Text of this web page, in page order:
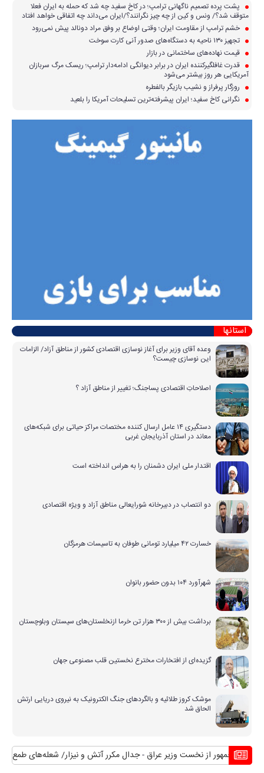
پشت پرده تصمیم ناگهانی ترامپ؛ در کاخ سفید چه شد که حمله به ایران فعلا
متوقف شد؟/ ونس و کین از چه چیز نگرانند؟/ایران می‌داند چه اتفاقی خواهد افتاد
خشم ترامپ از مقاومت ایران؛ وقتی اوضاع بر وفق مراد دونالد پیش نمی‌رود
تجهیز ۱۳۰ ناحیه به دستگاه‌های صدور آنی کارت سوخت
قیمت نهاده‌های ساختمانی در بازار
قدرت غافلگیرکننده ایران در برابر دیوانگی ادامه‌دار ترامپ؛ ریسک مرگ سربازان
آمریکایی هر روز بیشتر می‌شود
روزگار پرفراز و نشیب بازیگر بالفطره
نگرانی کاخ سفید؛ ایران پیشرفته‌ترین تسلیحات آمریکا را بلعید
استانها
وعده آقای وزیر برای آغاز نوسازی اقتصادی کشور از مناطق آزاد/ الزامات
این نوسازی چیست؟
اصلاحاتِ اقتصادی پساجنگ؛ تغییر از مناطق آزاد ؟
دستگیری ۱۴ عامل ارسال کننده مختصات مراکز حیاتی برای شبکه‌های
معاند در استان آذربایجان غربی
اقتدار ملی ایران دشمنان را به هراس انداخته است
دو انتصاب در دبیرخانه شورایعالی مناطق آزاد و ویژه اقتصادی
خسارت ۴۲ میلیارد تومانی طوفان به تاسیسات هرمزگان
شهرآورد ۱۰۴ بدون حضور بانوان
برداشت بیش از ۳۰۰ هزار تن خرما ازنخلستان‌های سیستان وبلوچستان
گزیده‌ای از افتخارات مخترع نخستین قلب مصنوعی جهان
موشک کروز طلائیه و بالگردهای جنگ الکترونیک به نیروی دریایی ارتش
الحاق شد
جمهور از نخست وزیر عراق جدال مکرر آتش و نیزار/ شعله‌های طمع که